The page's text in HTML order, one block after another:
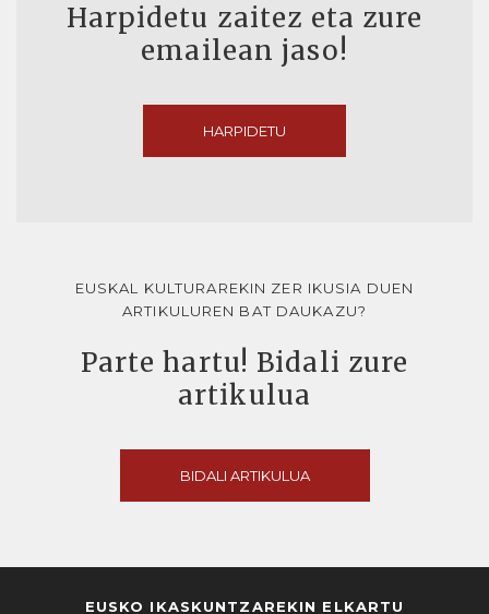
Harpidetu zaitez eta zure
emailean jaso!
HARPIDETU
EUSKAL KULTURAREKIN ZER IKUSIA DUEN
ARTIKULUREN BAT DAUKAZU?
Parte hartu! Bidali zure
artikulua
BIDALI ARTIKULUA
EUSKO IKASKUNTZAREKIN ELKARTU